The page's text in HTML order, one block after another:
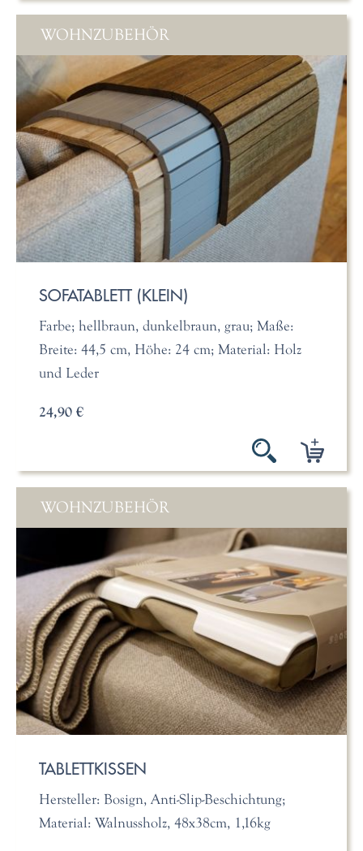
WOHNZUBEHÖR
SOFATABLETT (KLEIN)
Farbe; hellbraun, dunkelbraun, grau; Maße:
Breite: 44,5 cm, Höhe: 24 cm; Material: Holz
und Leder
24,90 €
WOHNZUBEHÖR
TABLETTKISSEN
Hersteller: Bosign, Anti-Slip-Beschichtung;
Material: Walnussholz, 48x38cm, 1,16kg